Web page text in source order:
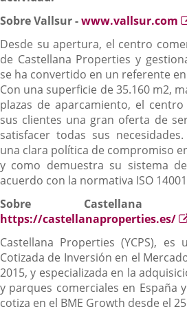
Sobre Vallsur-www.vallsur.com
Desde su apertura, el centro
de Castellana Properties y
se ha convertido en un referente
Con una superficie de 35.160 m2,
plazas de aparcamiento, el
sus clientes una gran oferta de
satisfacer todas sus
una clara política de compromiso
y como demuestra su sistema
acuerdo con la normativa ISO
Sobre Castellana
https://castellanaproperties.es/
Castellana Properties (YCPS), es
Cotizada de Inversión en el
2015, y especializada en la
y parques comerciales en España
cotiza en el BME Growth desde el